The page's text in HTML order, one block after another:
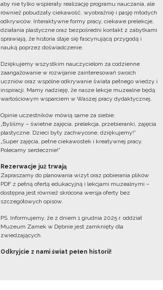
aby nie tylko wspierały realizację programu nauczania, ale
również pobudzały ciekawość, wyobraźnię i pasję młodych
odkrywców. Interaktywne formy pracy, ciekawe prelekcje,
działania plastyczne oraz bezpośredni kontakt z zabytkami
sprawiają, że historia staje się fascynującą przygodą i
nauką poprzez doświadczenie.
Dziękujemy wszystkim nauczycielom za codzienne
zaangażowanie w rozwijanie zainteresowań swoich
uczniów oraz wspólne odkrywanie świata pełnego wiedzy i
inspiracji. Mamy nadzieję, że nasze lekcje muzealne będą
wartościowym wsparciem w Waszej pracy dydaktycznej.
Opinie uczestników mówią same za siebie:
„Byliśmy – świetne zajęcia, prelekcja, przebieranki, zajęcia
plastyczne. Dzieci były zachwycone, dziękujemy!”
„Super zajęcia, pełne ciekawostek i kreatywnej pracy.
Polecamy serdecznie!”
Rezerwacje już trwają
Zapraszamy do planowania wizyt oraz pobierania plików
PDF z pełną ofertą edukacyjną i lekcjami muzealnymi –
dostępna jest również skrócona wersja oferty bez
szczegółowych opisów.
PS. Informujemy, że z dniem 1 grudnia 2025 r. oddział
Muzeum Zamek w Dębnie jest zamknięty dla
zwiedzających.
Odkryjcie z nami świat pełen historii!